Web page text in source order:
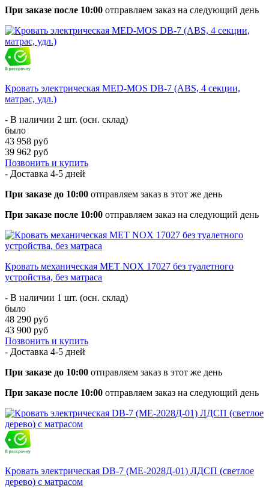
При заказе после 10:00 отправляем заказ на следующий день
Кровать электрическая MED-MOS DB-7 (ABS, 4 секции,
матрас, удл.)
- В наличии 2 шт. (осн. склад)
было
43 958 руб
39 962 руб
Позвонить и купить
- Доставка 4-5 дней
При заказе до 10:00 отправляем заказ в этот же день
При заказе после 10:00 отправляем заказ на следующий день
Кровать механическая MET NOX 17027 без туалетного
устройства, без матраса
- В наличии 1 шт. (осн. склад)
было
48 290 руб
43 900 руб
Позвонить и купить
- Доставка 4-5 дней
При заказе до 10:00 отправляем заказ в этот же день
При заказе после 10:00 отправляем заказ на следующий день
Кровать электрическая DB-7 (МЕ-2028Д-01) ЛДСП (светлое
дерево) с матрасом